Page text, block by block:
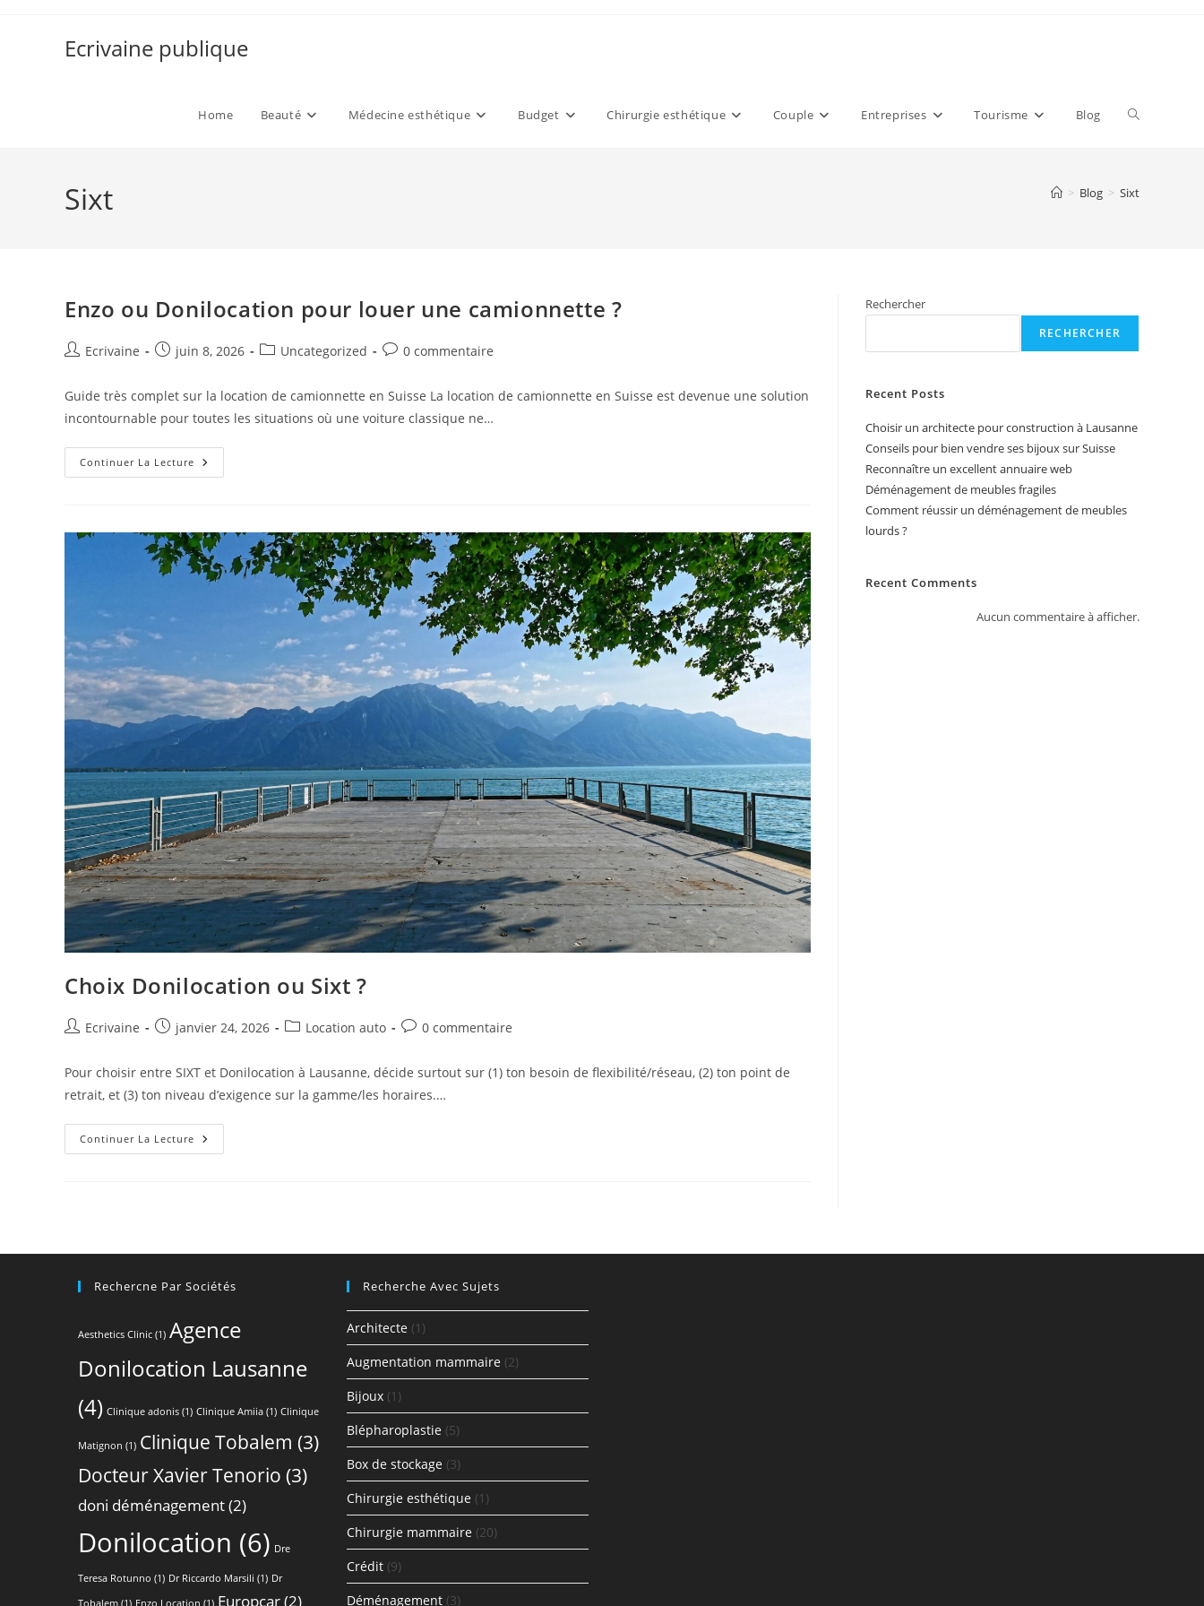
Ecrivaine publique
Home Beauté Médecine esthétique Budget Chirurgie esthétique Couple Entreprises Tourisme Blog Toggle
Sixt > Blog > Sixt
Enzo ou Donilocation pour louer une camionnette ?
Auteur/autrice
la
publication :
Ecrivaine
Publication
juin 8, 2026
PostUncategorized
Commentaires
la
publication :
0 commentaire
Guide très complet sur la location de camionnette en Suisse La location de camionnette en Suisse est devenue une solution
incontournable pour toutes les situations où une voiture classique ne…
Continuer La Lecture Enzo
Ou
Camionnette
?
Choix Donilocation ou Sixt ?
Auteur/autrice
publication :
Ecrivaine
Publication
janvier 24, 2026
PostLocation auto
Commentaires
la
publication :
0 commentaire
Pour choisir entre SIXT et Donilocation à Lausanne, décide surtout sur (1) ton besoin de flexibilité/réseau, (2) ton point de
retrait, et (3) ton niveau d’exigence sur la gamme/les horaires.…
Continuer La Lecture Choix
Donilocation
Rechercher
RECHERCHER
Recent Posts
Choisir un architecte pour construction à Lausanne
Conseils pour bien vendre ses bijoux sur Suisse
Reconnaître un excellent annuaire web
Déménagement de meubles fragiles
Comment réussir un déménagement de meubles
lourds ?
Recent Comments
Aucun commentaire à afficher.
Rechercne Par Sociétés
Aesthetics Clinic (1) Agence
Donilocation Lausanne
(4) Clinique adonis (1) Clinique Amiia (1) Clinique
Matignon (1) Clinique Tobalem (3)
Docteur Xavier Tenorio (3)
doni déménagement(2)
Donilocation (6) Dre
Teresa Rotunno (1) Dr Riccardo Marsili (1) Dr
Tobalem (1) Enzo Location (1) Europcar(2)
Recherche Avec Sujets
Architecte (1)
Augmentation mammaire (2)
Bijoux (1)
Blépharoplastie (5)
Box de stockage (3)
Chirurgie esthétique (1)
Chirurgie mammaire (20)
Crédit (9)
Déménagement (3)